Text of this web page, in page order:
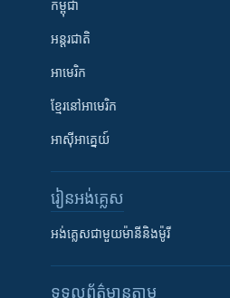
កម្ពុជា
អន្តរជាតិ
អាមេរិក
ខ្មែរ​នៅអាមេរិក
អាស៊ីអាគ្នេយ៍
រៀន​​អង់គ្លេស
អង់គ្លេស​ជាមួយ​ម៉ានី​និង​ម៉ូរី
ទទួល​ព័ត៌មាន​តាម